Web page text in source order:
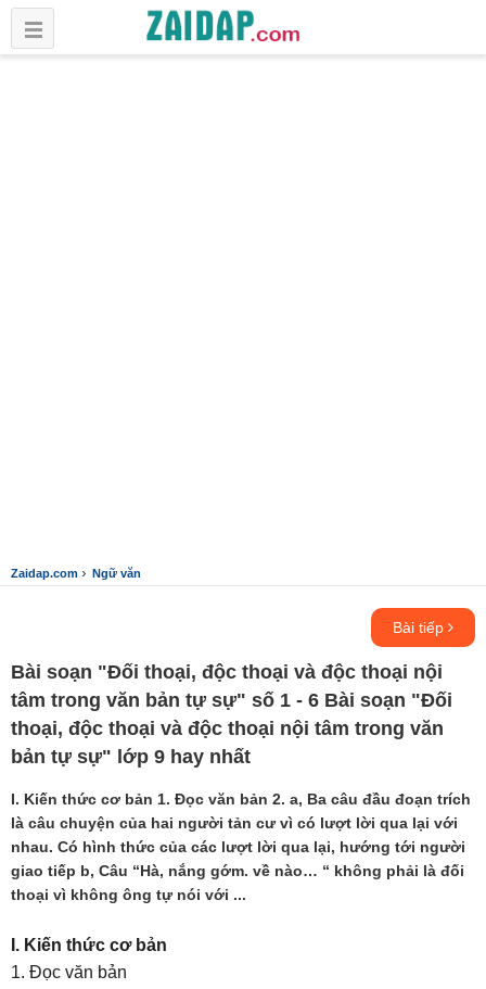
Zaidap.com › Ngữ văn
Bài tiếp
Bài soạn "Đối thoại, độc thoại và độc thoại nội
tâm trong văn bản tự sự" số 1 - 6 Bài soạn "Đối
thoại, độc thoại và độc thoại nội tâm trong văn
bản tự sự" lớp 9 hay nhất
I. Kiến thức cơ bản 1. Đọc văn bản 2. a, Ba câu đầu đoạn trích
là câu chuyện của hai người tản cư vì có lượt lời qua lại với
nhau. Có hình thức của các lượt lời qua lại, hướng tới người
giao tiếp b, Câu “Hà, nắng gớm. về nào… “ không phải là đối
thoại vì không ông tự nói với ...
I. Kiến thức cơ bản
1. Đọc văn bản